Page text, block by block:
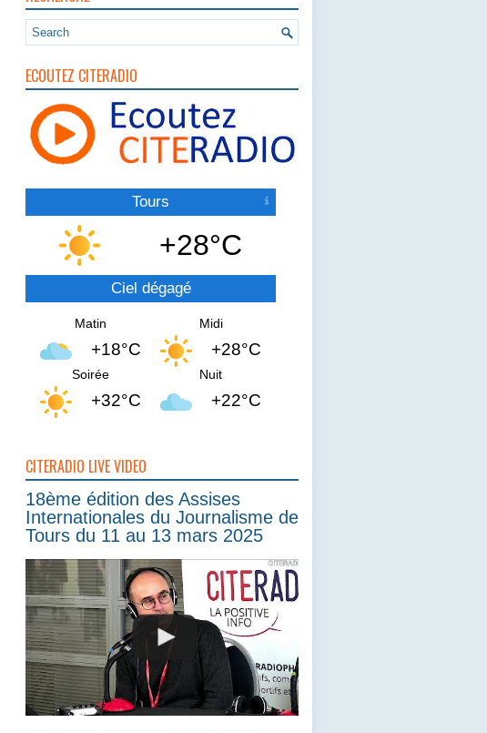
ECOUTEZ CITERADIO
Tours
+28°C
Ciel dégagé
Matin
+18°C
Midi
+28°C
Soirée
+32°C
Nuit
+22°C
CITERADIO LIVE VIDEO
18ème édition des Assises
Internationales du Journalisme de
Tours du 11 au 13 mars 2025